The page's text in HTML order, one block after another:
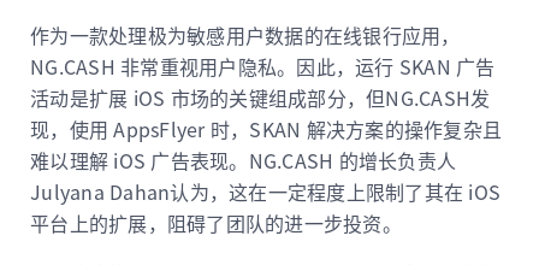
作为一款处理极为敏感用户数据的在线银行应用，
NG.CASH 非常重视用户隐私。因此，运行 SKAN 广告
活动是扩展 iOS 市场的关键组成部分，但NG.CASH发
现，使用 AppsFlyer 时，SKAN 解决方案的操作复杂且
难以理解 iOS 广告表现。NG.CASH 的增长负责人
Julyana Dahan认为，这在一定程度上限制了其在 iOS
平台上的扩展，阻碍了团队的进一步投资。